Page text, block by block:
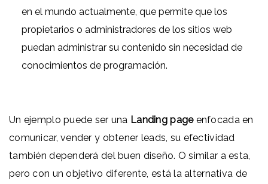
en el mundo actualmente, que permite que los
propietarios o administradores de los sitios web
puedan administrar su contenido sin necesidad de
conocimientos de programación.
Un ejemplo puede ser una Landing pageenfocada en
comunicar, vender y obtener leads, su efectividad
también dependerá del buen diseño. O similar a esta,
pero con un objetivo diferente, está la alternativa de